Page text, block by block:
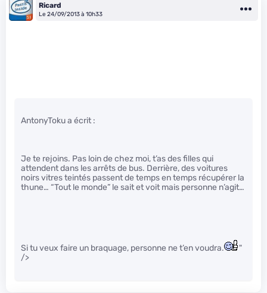
Ricard
Le 24/09/2013 à 10h33
AntonyToku a écrit :
Je te rejoins. Pas loin de chez moi, t’as des filles qui
attendent dans les arrêts de bus. Derrière, des voitures
noirs vitres teintés passent de temps en temps récupérer la
thune… “Tout le monde” le sait et voit mais personne n’agit…
Si tu veux faire un braquage, personne ne t’en voudra.
"
/>